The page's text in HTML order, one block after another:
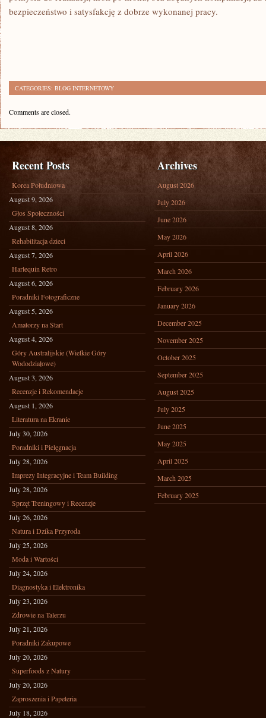
bezpieczeństwo i satysfakcję z dobrze wykonanej pracy.
CATEGORIES: BLOG INTERNETOWY
Comments are closed.
Recent Posts
Korea Południowa
August 9, 2026
Głos Społeczności
August 8, 2026
Rehabilitacja dzieci
August 7, 2026
Harlequin Retro
August 6, 2026
Poradniki Fotograficzne
August 5, 2026
Amatorzy na Start
August 4, 2026
Góry Australijskie (Wielkie Góry
Wododziałowe)
August 3, 2026
Recenzje i Rekomendacje
August 1, 2026
Literatura na Ekranie
July 30, 2026
Poradniki i Pielęgnacja
July 28, 2026
Imprezy Integracyjne i Team Building
July 28, 2026
Sprzęt Treningowy i Recenzje
July 26, 2026
Natura i Dzika Przyroda
July 25, 2026
Moda i Wartości
July 24, 2026
Diagnostyka i Elektronika
July 23, 2026
Zdrowie na Talerzu
July 21, 2026
Poradniki Zakupowe
July 20, 2026
Superfoods z Natury
July 20, 2026
Zaproszenia i Papeteria
July 18, 2026
Archives
August 2026
July 2026
June 2026
May 2026
April 2026
March 2026
February 2026
January 2026
December 2025
November 2025
October 2025
September 2025
August 2025
July 2025
June 2025
May 2025
April 2025
March 2025
February 2025